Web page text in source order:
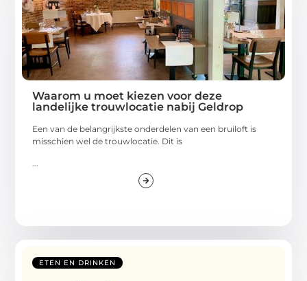
Waarom u moet kiezen voor deze
landelijke trouwlocatie nabij Geldrop
Een van de belangrijkste onderdelen van een bruiloft is
misschien wel de trouwlocatie. Dit is
...
ETEN EN DRINKEN